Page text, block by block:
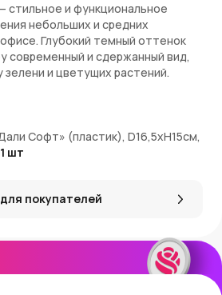
и функциональное
небольших и средних
Глубокий темный оттенок
современный и сдержанный вид,
зелени и цветущих растений.
а вставка упрощает полив
Кашпо изготовлено из прочного
к влаге и механическим
его практичным и
для небольших и средних
Софт» (пластик), D16,5xH15см,
1 шт
покупателей